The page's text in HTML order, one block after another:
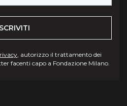
, autorizzo il trattamento dei
facenti capo a Fondazione Milano.